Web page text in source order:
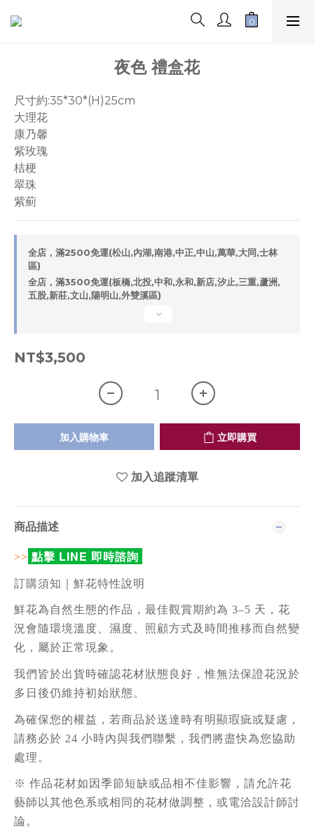
夜色 禮盒花
尺寸約:35*30*(H)25cm
大理花
康乃馨
紫玫瑰
桔梗
翠珠
紫薊
全店，滿2500免運(松山,內湖,南港,中正,中山,萬華,大同,士林
區)
全店，滿3500免運(板橋,北投,中和,永和,新店,汐止,三重,蘆洲,
五股,新莊,文山,陽明山,外雙溪區)
NT$3,500
加入購物車 立即購買
加入追蹤清單
商品描述
>> 點擊 LINE 即時諮詢
訂購須知｜鮮花特性說明
鮮花為自然生態的作品，最佳觀賞期約為 3–5 天，花
況會隨環境溫度、濕度、照顧方式及時間推移而自然變
化，屬於正常現象。
我們皆於出貨時確認花材狀態良好，惟無法保證花況於
多日後仍維持初始狀態。
為確保您的權益，若商品於送達時有明顯瑕疵或疑慮，
請務必於 24 小時內與我們聯繫，我們將盡快為您協助
處理。
※ 作品花材如因季節短缺或品相不佳影響，請允許花
藝師以其他色系或相同的花材做調整，或電洽設計師討
論。